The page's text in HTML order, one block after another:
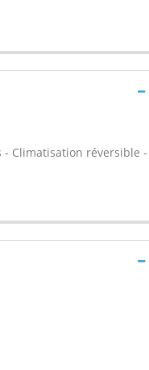
- Climatisation réversible -